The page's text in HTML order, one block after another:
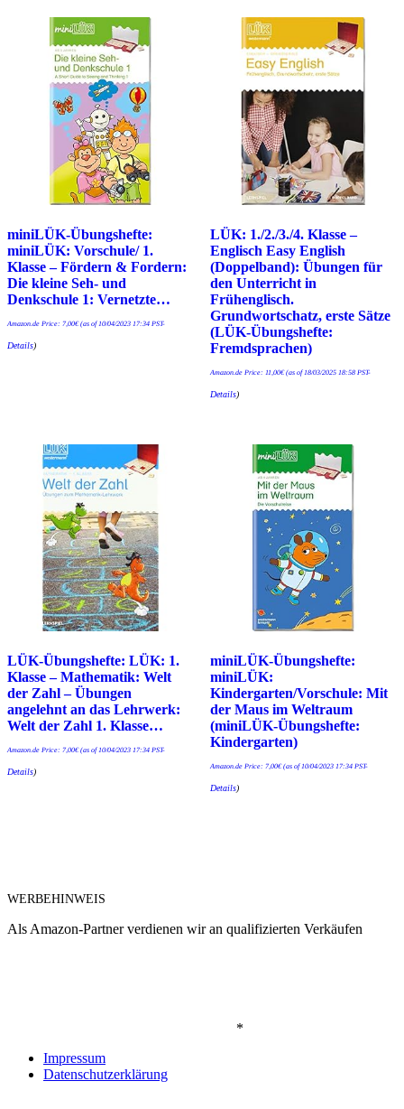
miniLÜK-Übungshefte:
miniLÜK: Vorschule/ 1.
Klasse – Fördern & Fordern:
Die kleine Seh- und
Denkschule 1: Vernetzte…
Amazon.de Price: 7,00€(as of 10/04/2023 17:34 PST-
Details)
LÜK: 1./2./3./4. Klasse –
Englisch Easy English
(Doppelband): Übungen für
den Unterricht in
Frühenglisch.
Grundwortschatz, erste Sätze
(LÜK-Übungshefte:
Fremdsprachen)
Amazon.de Price: 11,00€(as of 18/03/2025 18:58 PST-
Details)
LÜK-Übungshefte: LÜK: 1.
Klasse – Mathematik: Welt
der Zahl – Übungen
angelehnt an das Lehrwerk:
Welt der Zahl 1. Klasse…
Amazon.de Price: 7,00€(as of 10/04/2023 17:34 PST-
Details)
miniLÜK-Übungshefte:
miniLÜK:
Kindergarten/Vorschule: Mit
der Maus im Weltraum
(miniLÜK-Übungshefte:
Kindergarten)
Amazon.de Price: 7,00€(as of 10/04/2023 17:34 PST-
Details)
WERBEHINWEIS
Als Amazon-Partner verdienen wir an qualifizierten Verkäufen
*
Impressum
Datenschutzerklärung